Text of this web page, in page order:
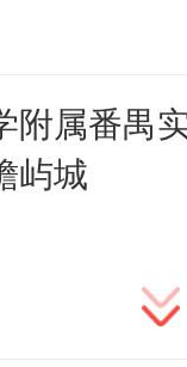
海万达商
强榜单
业的整体
利润贡献
附属番禺
屿城